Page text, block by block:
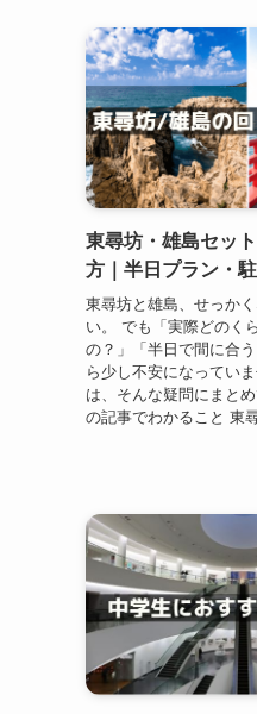
東尋坊・雄島セッ
方｜半日プラン・
東尋坊と雄島、せっか
い。 でも「実際どのく
の？」「半日で間に合
ら少し不安になってい
は、そんな疑問にまと
の記事でわかること 東